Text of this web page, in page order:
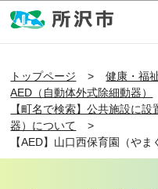
トップページ 健康・福
AED（自動体外式除細動器）
【町名で検索】公共施設に
器）について
【AED】山口西保育園（やま